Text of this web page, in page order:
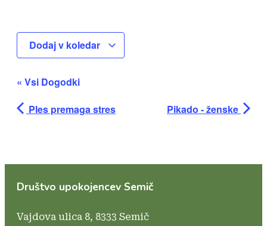
Dodaj v koledar
« Vsi Dogodki
Ples premaga stres
Pikado - ženske
Društvo upokojencev Semič
Vajdova ulica 8, 8333 Semič